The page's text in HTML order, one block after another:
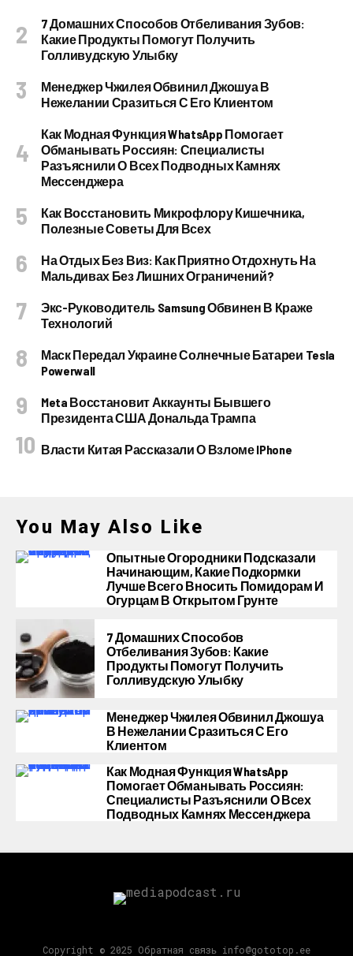
7 Домашних Способов Отбеливания Зубов:
Какие Продукты Помогут Получить
Голливудскую Улыбку
Менеджер Чжилея Обвинил Джошуа В
Нежелании Сразиться С Его Клиентом
Как Модная Функция WhatsApp Помогает
Обманывать Россиян: Специалисты
Разъяснили О Всех Подводных Камнях
Мессенджера
Как Восстановить Микрофлору Кишечника,
Полезные Советы Для Всех
На Отдых Без Виз: Как Приятно Отдохнуть На
Мальдивах Без Лишних Ограничений?
Экс-Руководитель Samsung Обвинен В Краже
Технологий
Маск Передал Украине Солнечные Батареи Tesla
Powerwall
Meta Восстановит Аккаунты Бывшего
Президента США Дональда Трампа
Власти Китая Рассказали О Взломе IPhone
You May Also Like
Опытные Огородники Подсказали
Начинающим, Какие Подкормки
Лучше Всего Вносить Помидорам И
Огурцам В Открытом Грунте
7 Домашних Способов
Отбеливания Зубов: Какие
Продукты Помогут Получить
Голливудскую Улыбку
Менеджер Чжилея Обвинил Джошуа
В Нежелании Сразиться С Его
Клиентом
Как Модная Функция WhatsApp
Помогает Обманывать Россиян:
Специалисты Разъяснили О Всех
Подводных Камнях Мессенджера
Copyright © 2025 Обратная связь info@gototop.ee